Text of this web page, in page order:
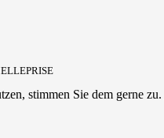
stimmen Sie dem gerne zu.